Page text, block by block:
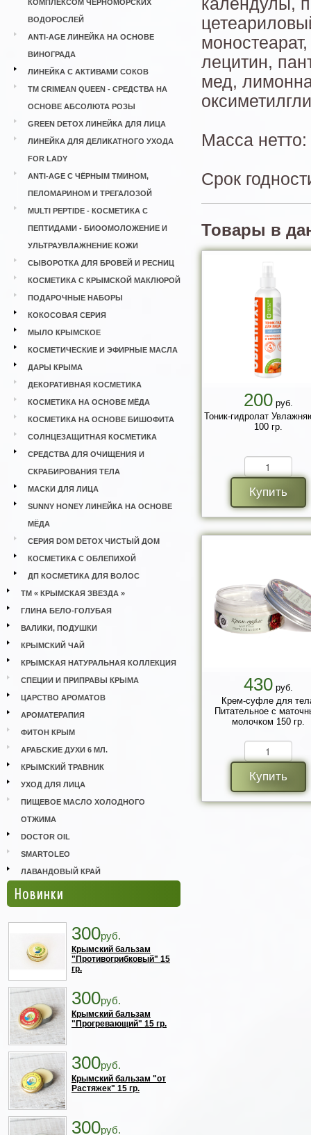
КОМПЛЕКСОМ ЧЕРНОМОРСКИХ
ВОДОРОСЛЕЙ
ANTI-AGE ЛИНЕЙКА НА ОСНОВЕ
ВИНОГРАДА
ЛИНЕЙКА С АКТИВАМИ СОКОВ
ТМ CRIMEAN QUEEN - СРЕДСТВА НА
ОСНОВЕ АБСОЛЮТА РОЗЫ
GREEN DETOX ЛИНЕЙКА ДЛЯ ЛИЦА
ЛИНЕЙКА ДЛЯ ДЕЛИКАТНОГО УХОДА
FOR LADY
ANTI-AGE С ЧЁРНЫМ ТМИНОМ,
ПЕЛОМАРИНОМ И ТРЕГАЛОЗОЙ
MULTI PEPTIDE - КОСМЕТИКА С
ПЕПТИДАМИ - БИООМОЛОЖЕНИЕ И
УЛЬТРАУВЛАЖНЕНИЕ КОЖИ
СЫВОРОТКА ДЛЯ БРОВЕЙ И РЕСНИЦ
КОСМЕТИКА С КРЫМСКОЙ МАКЛЮРОЙ
ПОДАРОЧНЫЕ НАБОРЫ
КОКОСОВАЯ СЕРИЯ
МЫЛО КРЫМСКОЕ
КОСМЕТИЧЕСКИЕ И ЭФИРНЫЕ МАСЛА
ДАРЫ КРЫМА
ДЕКОРАТИВНАЯ КОСМЕТИКА
КОСМЕТИКА НА ОСНОВЕ МЁДА
КОСМЕТИКА НА ОСНОВЕ БИШОФИТА
СОЛНЦЕЗАЩИТНАЯ КОСМЕТИКА
СРЕДСТВА ДЛЯ ОЧИЩЕНИЯ И
СКРАБИРОВАНИЯ ТЕЛА
МАСКИ ДЛЯ ЛИЦА
SUNNY HONEY ЛИНЕЙКА НА ОСНОВЕ
МЁДА
СЕРИЯ DOM DETOX ЧИСТЫЙ ДОМ
КОСМЕТИКА С ОБЛЕПИХОЙ
ДП КОСМЕТИКА ДЛЯ ВОЛОС
ТМ « КРЫМСКАЯ ЗВЕЗДА »
ГЛИНА БЕЛО-ГОЛУБАЯ
ВАЛИКИ, ПОДУШКИ
КРЫМСКИЙ ЧАЙ
КРЫМСКАЯ НАТУРАЛЬНАЯ КОЛЛЕКЦИЯ
СПЕЦИИ И ПРИПРАВЫ КРЫМА
ЦАРСТВО АРОМАТОВ
АРОМАТЕРАПИЯ
ФИТОН КРЫМ
АРАБСКИЕ ДУХИ 6 МЛ.
КРЫМСКИЙ ТРАВНИК
УХОД ДЛЯ ЛИЦА
ПИЩЕВОЕ МАСЛО ХОЛОДНОГО
ОТЖИМА
DOCTOR OIL
SMARTOLEO
ЛАВАНДОВЫЙ КРАЙ
Новинки
300руб.
Крымский бальзам
"Противогрибковый" 15
гр.
300руб.
Крымский бальзам
"Прогревающий" 15 гр.
300руб.
Крымский бальзам "от
Растяжек" 15 гр.
300руб.
календулы,
лецитин,
мед,
Масса
Срок
Товары в
200руб.
Тоник-гидролат
100 гр.
Купить
430руб.
Крем-суфле для
Питательное с
молочком 150 гр.
Купить